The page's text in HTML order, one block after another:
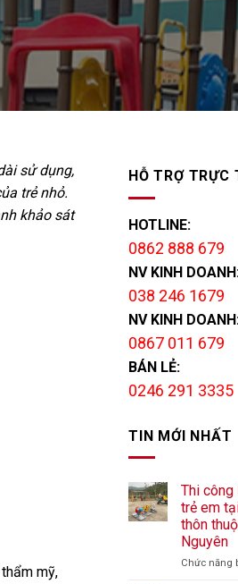
sử dụng,
trẻ nhỏ.
khảo sát
mỹ,
HỖ TRỢ TRỰC
HOTLINE:
0862 888 679
NV KINH
038 246 1679
NV KINH
0867 011 679
BÁN LẺ:
0246 291 3335
TIN MỚI NHẤT
Thi
trẻ em
thôn
Nguyên
Chức năng